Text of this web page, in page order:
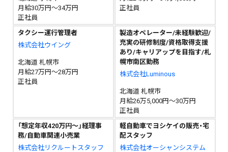
月給30万円～34万円
正社員
正社員
タクシー運行管理者
株式会社ウイング
北海道 札幌市
月給27万円～28万円
正社員
製造オペレーター/未経験歓迎/
充実の研修制度/資格取得支援
あり/キャリアップを目指す/札
幌市南区勤務
株式会社Luminous
北海道 札幌市
月給26万5,000円～30万円
正社員
「想定年収420万円～」経理事
務/自動車関連小売業
株式会社リクルートスタッフ
軽自動車でヨシケイの販売・宅
配スタッフ
株式会社オーシャンシステム